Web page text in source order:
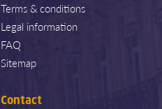
Terms & conditions
Legal information
FAQ
Sitemap
Contact